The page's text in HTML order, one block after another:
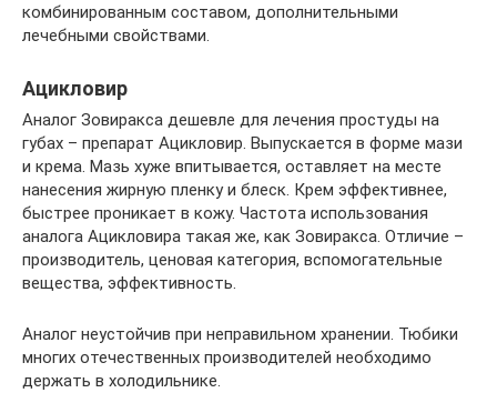
комбинированным составом, дополнительными
лечебными свойствами.
Ацикловир
Аналог Зовиракса дешевле для лечения простуды на
губах – препарат Ацикловир. Выпускается в форме мази
и крема. Мазь хуже впитывается, оставляет на месте
нанесения жирную пленку и блеск. Крем эффективнее,
быстрее проникает в кожу. Частота использования
аналога Ацикловира такая же, как Зовиракса. Отличие –
производитель, ценовая категория, вспомогательные
вещества, эффективность.
Аналог неустойчив при неправильном хранении. Тюбики
многих отечественных производителей необходимо
держать в холодильнике.